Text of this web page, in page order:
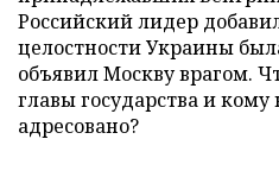
Российский лидер
целостности Украины
объявил Москву врагом.
главы государства и
адресовано?